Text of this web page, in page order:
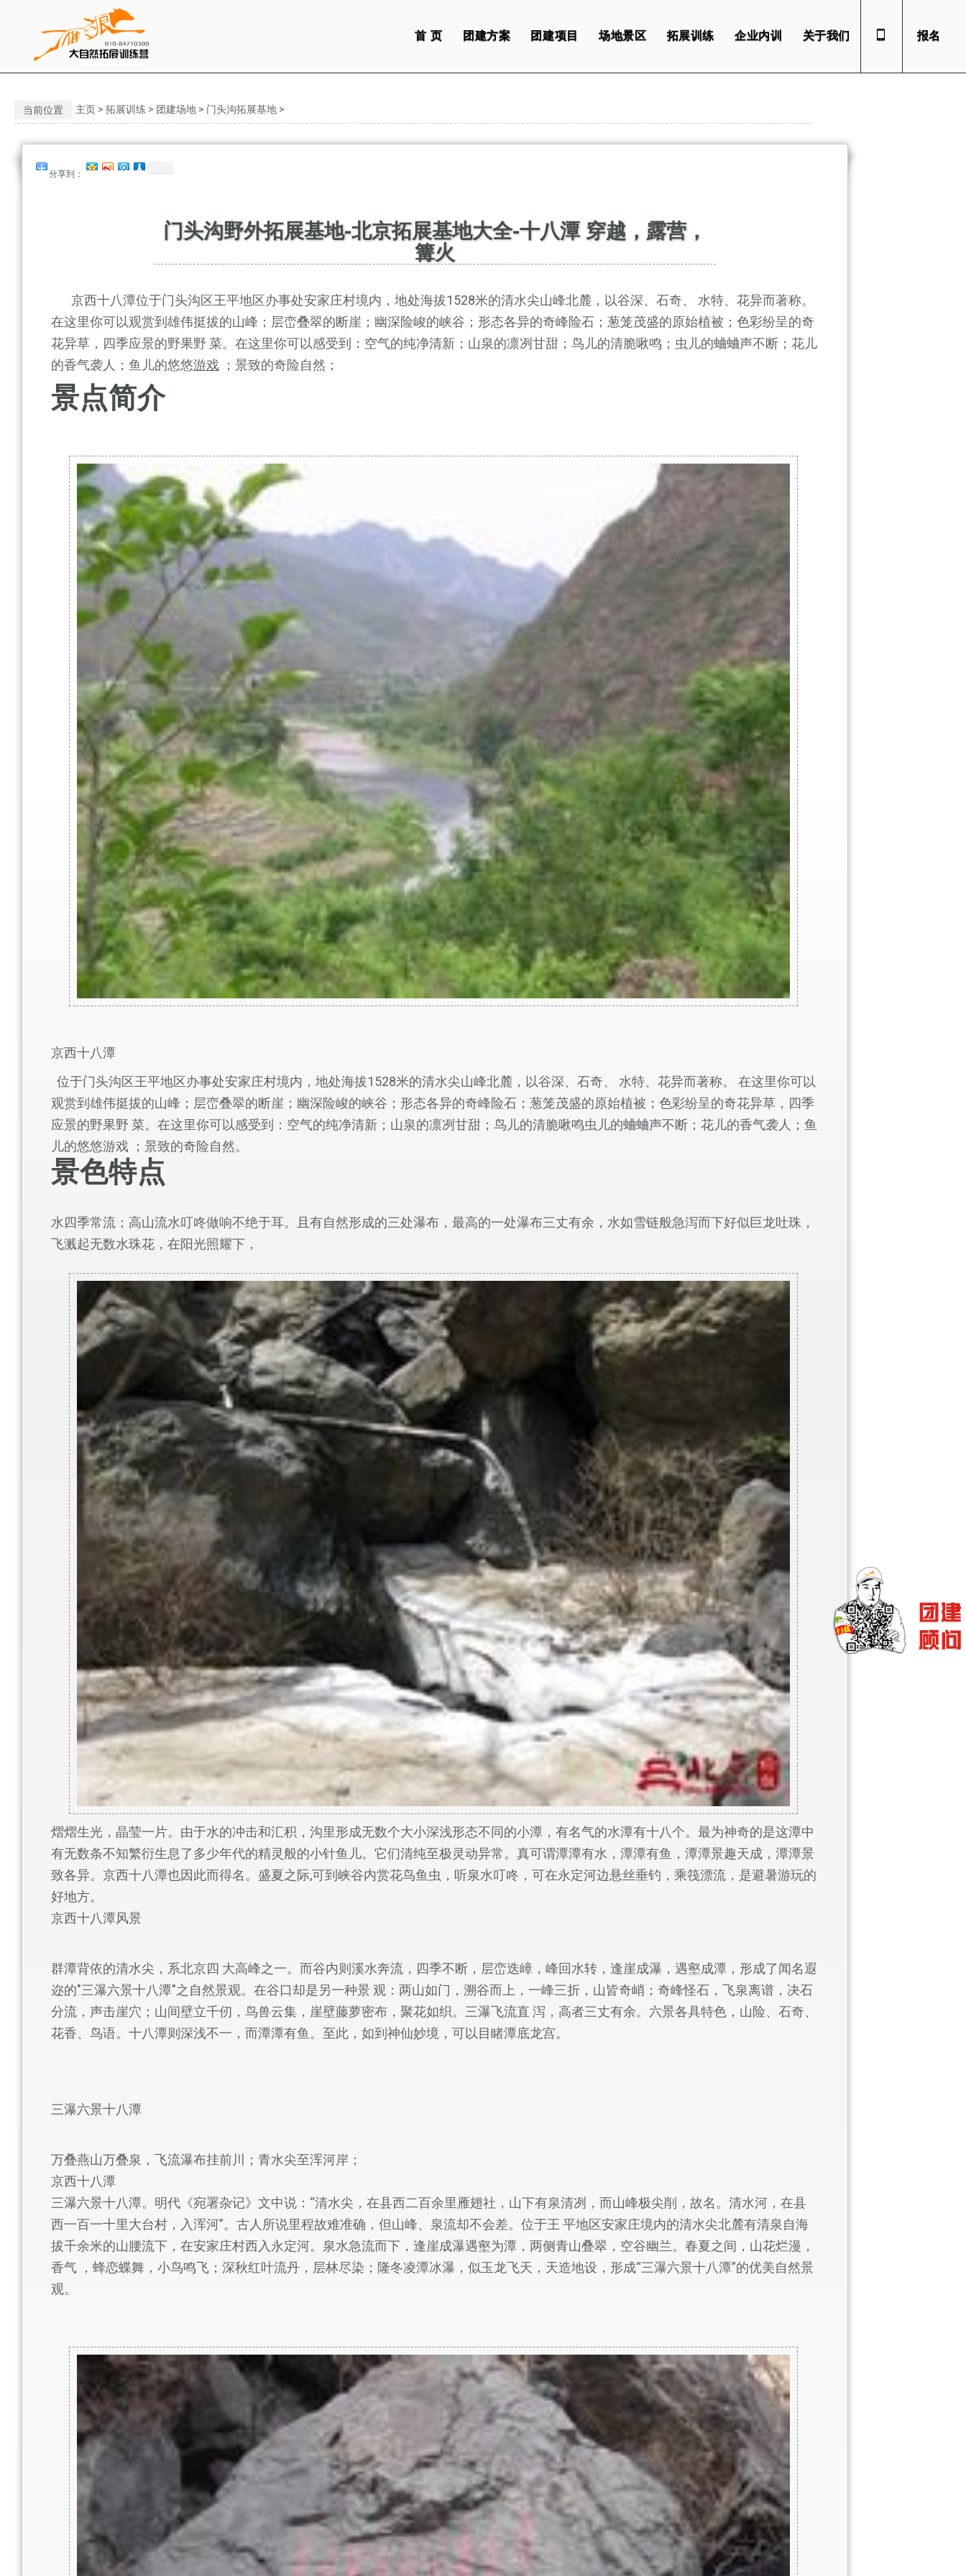
首 页 团建方案 团建项目 场地景区 拓展训练 企业内训 关于我们 报名
当前位置 主页 > 拓展训练 > 团建场地 > 门头沟拓展基地 >
分享到：
门头沟野外拓展基地-北京拓展基地大全-十八潭 穿越，露营，
篝火
京西十八潭位于门头沟区王平地区办事处安家庄村境内，地处海拔1528米的清水尖山峰北麓，以谷深、石奇、 水特、花异而著称。
在这里你可以观赏到雄伟挺拔的山峰；层峦叠翠的断崖；幽深险峻的峡谷；形态各异的奇峰险石；葱笼茂盛的原始植被；色彩纷呈的奇
花异草，四季应景的野果野 菜。在这里你可以感受到：空气的纯净清新；山泉的凛冽甘甜；鸟儿的清脆啾鸣；虫儿的蛐蛐声不断；花儿
的香气袭人；鱼儿的悠悠游戏 ；景致的奇险自然；
景点简介
京西十八潭
位于门头沟区王平地区办事处安家庄村境内，地处海拔1528米的清水尖山峰北麓，以谷深、石奇、 水特、花异而著称。 在这里你可以
观赏到雄伟挺拔的山峰；层峦叠翠的断崖；幽深险峻的峡谷；形态各异的奇峰险石；葱笼茂盛的原始植被；色彩纷呈的奇花异草，四季
应景的野果野 菜。在这里你可以感受到：空气的纯净清新；山泉的凛冽甘甜；鸟儿的清脆啾鸣虫儿的蛐蛐声不断；花儿的香气袭人；鱼
儿的悠悠游戏 ；景致的奇险自然。
景色特点
水四季常流；高山流水叮咚做响不绝于耳。且有自然形成的三处瀑布，最高的一处瀑布三丈有余，水如雪链般急泻而下好似巨龙吐珠，
飞溅起无数水珠花，在阳光照耀下，
熠熠生光，晶莹一片。由于水的冲击和汇积，沟里形成无数个大小深浅形态不同的小潭，有名气的水潭有十八个。最为神奇的是这潭中
有无数条不知繁衍生息了多少年代的精灵般的小针鱼儿。它们清纯至极灵动异常。真可谓潭潭有水，潭潭有鱼，潭潭景趣天成，潭潭景
致各异。京西十八潭也因此而得名。盛夏之际,可到峡谷内赏花鸟鱼虫，听泉水叮咚，可在永定河边悬丝垂钓，乘筏漂流，是避暑游玩的
好地方。
京西十八潭风景
群潭背依的清水尖，系北京四 大高峰之一。而谷内则溪水奔流，四季不断，层峦迭嶂，峰回水转，逢崖成瀑，遇壑成潭，形成了闻名遐
迩的"三瀑六景十八潭"之自然景观。在谷口却是另一种景 观：两山如门，溯谷而上，一峰三折，山皆奇峭；奇峰怪石，飞泉离谱，决石
分流，声击崖穴；山间壁立千仞，鸟兽云集，崖壁藤萝密布，聚花如织。三瀑飞流直 泻，高者三丈有余。六景各具特色，山险、石奇、
花香、鸟语。十八潭则深浅不一，而潭潭有鱼。至此，如到神仙妙境，可以目睹潭底龙宫。
三瀑六景十八潭
万叠燕山万叠泉，飞流瀑布挂前川；青水尖至浑河岸；
京西十八潭
三瀑六景十八潭。明代《宛署杂记》文中说：“清水尖，在县西二百余里雁翅社，山下有泉清冽，而山峰极尖削，故名。清水河，在县
西一百一十里大台村，入浑河”。古人所说里程故难准确，但山峰、泉流却不会差。位于王 平地区安家庄境内的清水尖北麓有清泉自海
拔千余米的山腰流下，在安家庄村西入永定河。泉水急流而下，逢崖成瀑遇壑为潭，两侧青山叠翠，空谷幽兰。春夏之间，山花烂漫，
香气 ，蜂恋蝶舞，小鸟鸣飞；深秋红叶流丹，层林尽染；隆冬凌潭冰瀑，似玉龙飞天，天造地设，形成“三瀑六景十八潭”的优美自然景
观。